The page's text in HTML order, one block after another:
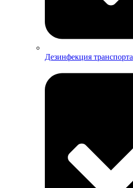
Дезинфекция транспорта